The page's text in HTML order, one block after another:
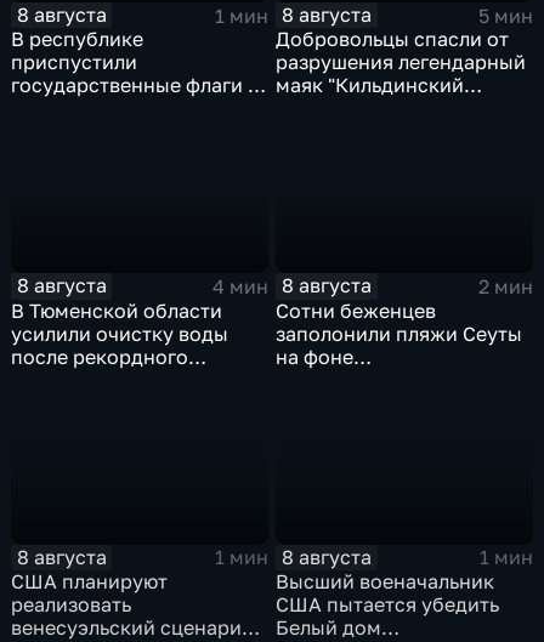
8 августа
1 мин
В республике
приспустили
государственные флаги и
8 августа
5 мин
Добровольцы спасли от
разрушения легендарный
маяк "Кильдинский
8 августа
4 мин
В Тюменской области
усилили очистку воды
после рекордного
8 августа
2 мин
Сотни беженцев
заполонили пляжи Сеуты
на фоне
8 августа
1 мин
США планируют
реализовать
венесуэльский сценарий
8 августа
1 мин
Высший военачальник
США пытается убедить
Белый дом